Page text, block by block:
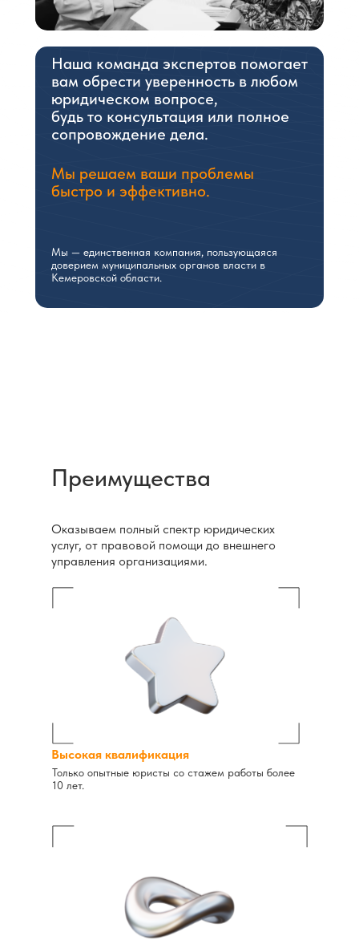
Наша команда экспертов помогает
вам обрести уверенность в любом
юридическом вопросе,
будь то консультация или полное
сопровождение дела.
Мы решаем ваши проблемы
быстро и эффективно.
Мы — единственная компания, пользующаяся
доверием муниципальных органов власти в
Кемеровской области.
Преимущества
Оказываем полный спектр юридических
услуг, от правовой помощи до внешнего
управления организациями.
Высокая квалификация
Только опытные юристы со стажем работы более
10 лет.